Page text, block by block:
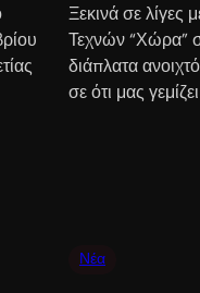
Ξεκινά σε λίγες
Τεχνών “Χώρα”
διάπλατα
σε ότι μας
Νέα